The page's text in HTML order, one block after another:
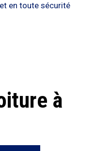
en toute sécurité
à